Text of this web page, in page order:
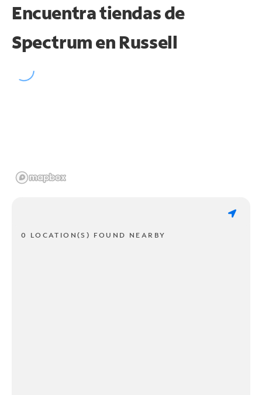
Encuentra tiendas de
Spectrum en Russell
0 LOCATION(S) FOUND NEARBY